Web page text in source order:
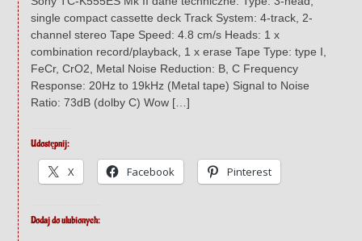
single compact cassette deck Track System: 4-track, 2-
channel stereo Tape Speed: 4.8 cm/s Heads: 1 x
combination record/playback, 1 x erase Tape Type: type I,
FeCr, CrO2, Metal Noise Reduction: B, C Frequency
Response: 20Hz to 19kHz (Metal tape) Signal to Noise
Ratio: 73dB (dolby C) Wow […]
Udostępnij:
X Facebook Pinterest
Dodaj do ulubionych: